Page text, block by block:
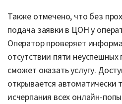
Также отмечено, что без
подача заявки в ЦОН у
Оператор проверяет
отсутствии пяти
сможет оказать услугу.
открывается автоматически
исчерпания всех онлайн-